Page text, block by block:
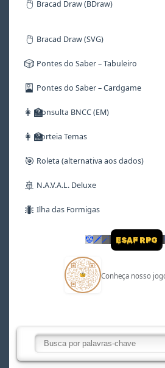
🖱️ Bracad Draw (BDraw)
🖱️ Bracad Draw (SVG)
🎲 Pontes do Saber – Tabuleiro
🎴 Pontes do Saber – Cardgame
👩‍🏫Consulta BNCC (EM)
👩‍🏫Sorteia Temas
🎯 Roleta (alternativa aos dados)
🚢 N.A.V.A.L. Deluxe
🐜 Ilha das Formigas
🤡 🗡🪄 ESAF RPG
Conheça nosso